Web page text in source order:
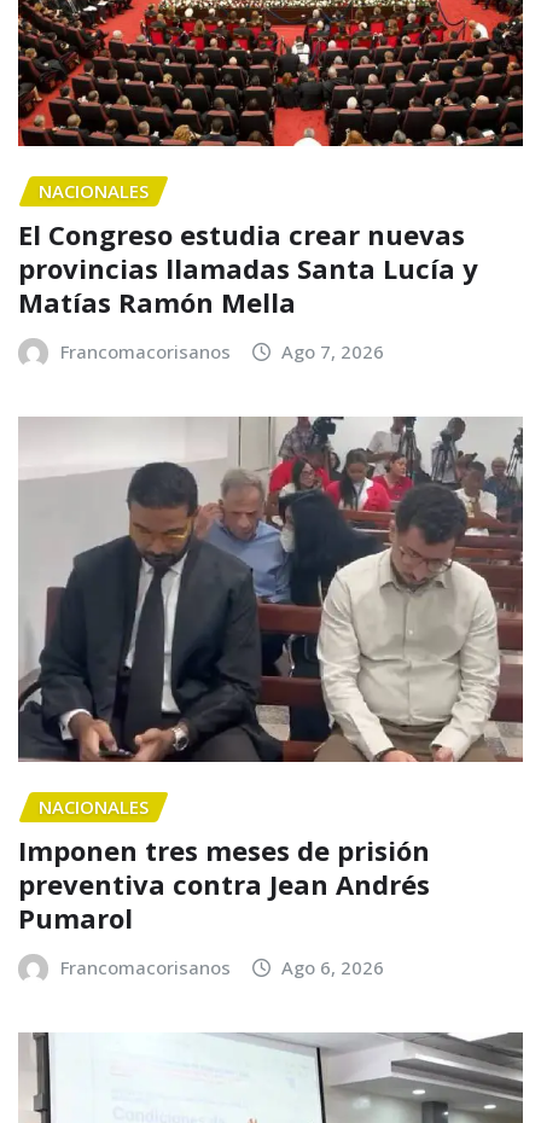
NACIONALES
El Congreso estudia crear nuevas
provincias llamadas Santa Lucía y
Matías Ramón Mella
Francomacorisanos Ago 7, 2026
NACIONALES
Imponen tres meses de prisión
preventiva contra Jean Andrés
Pumarol
Francomacorisanos Ago 6, 2026